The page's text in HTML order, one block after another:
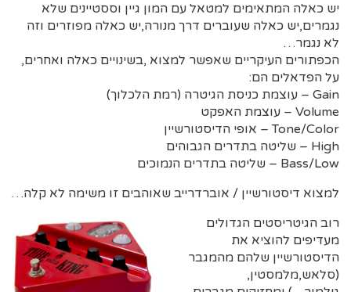
יש כאלה המתאימים למטאל עם המון גיין וססטיינים שלא
נגמרים,יש כאלה שעוברים דרך מנורה,יש כאלה מפוזרים וזה
לא נגמר…
הכפתורים העיקריים שאפשר למצוא ,בשינויים כאלה ואחרים,
על הפדאלים הם:
Gain – עוצמת כניסת הגיטרה (רמת הלכלוך)
Volume – עוצמת האפקט
Tone/Color – אופי הדיסטורשיין
High – שליטה בתדרים הגבוהים
Bass/Low – שליטה בתדרים הנמוכים
למצוא דיסטורשיין / אוברדרייב שאוהבים זו משימה לא קלה…
רוב הגיטריסטים הגדולים
מעדיפים להוציא את
הדיסטורשיין שלהם מהמגבר
(סלאש,מלמסטין,